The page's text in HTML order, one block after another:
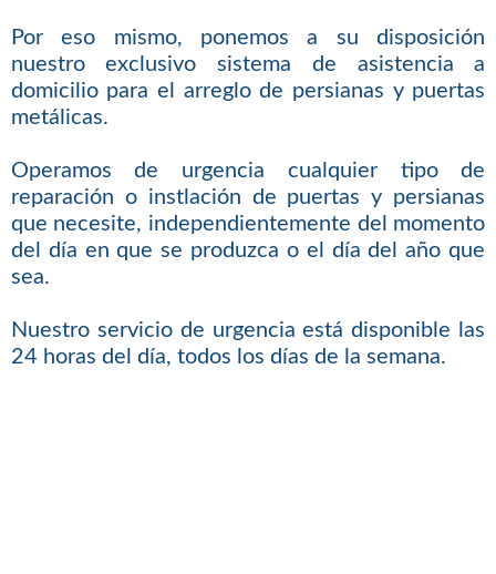
Por eso mismo, ponemos a su disposición
nuestro exclusivo sistema de asistencia a
domicilio para el arreglo de persianas y puertas
metálicas.
Operamos de urgencia cualquier tipo de
reparación o instlación de puertas y persianas
que necesite, independientemente del momento
del día en que se produzca o el día del año que
sea.
Nuestro servicio de urgencia está disponible las
24 horas del día, todos los días de la semana.